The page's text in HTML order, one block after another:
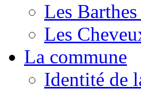
Les
Les
La commune
Identité de